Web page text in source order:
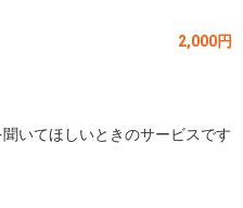
2,000円
いてほしいときのサービスです